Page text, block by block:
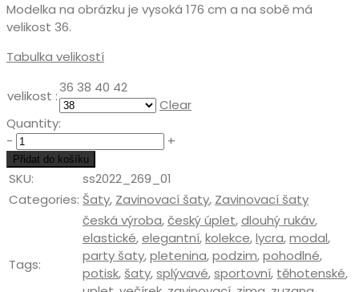
Modelka na obrázku je vysoká 176 cm a na sobě má
velikost 36.
Tabulka velikostí
velikost :
36 38 40 42
Clear
Quantity:
- Quantity +
Přidat do košíku
SKU:
ss2022_269_01
Categories: Šaty, Zavinovací šaty, Zavinovací šaty
Tags:
česká výroba,český úplet,dlouhý rukáv,
elastické,elegantní,kolekce,lycra,modal,
party šaty,pletenina,podzim,pohodlné,
potisk, šaty,splývavé,sportovní, těhotenské,